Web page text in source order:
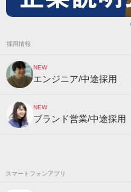
採用情報
NEW
エンジニア/中途採用
NEW
ブランド営業/中途採用
スマートフォンアプリ